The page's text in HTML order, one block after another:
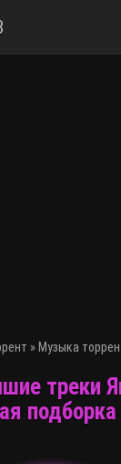
» Музыка
треки